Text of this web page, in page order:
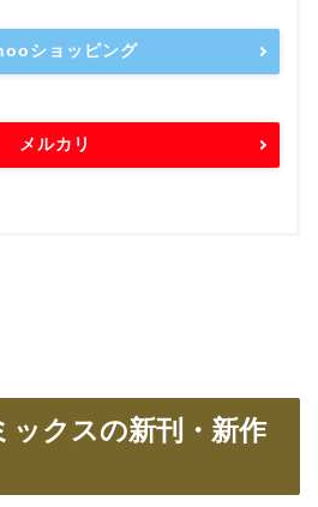
ショッピング
メルカリ
ックスの新刊・新作